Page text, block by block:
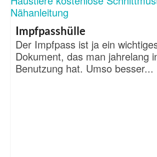
Impfpasshülle
Der Impfpass ist ja ein
Dokument, das man jahrelang
Benutzung hat. Umso besser...